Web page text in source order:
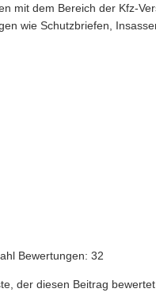
mit dem Bereich der Kfz-
wie Schutzbriefen,
Bewertungen: 32
der diesen Beitrag